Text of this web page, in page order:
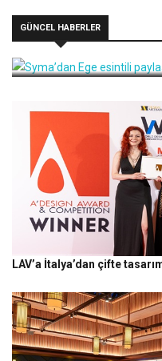
GÜNCEL HABERLER
Syma’dan Ege
LAV’a İtalya’dan çifte